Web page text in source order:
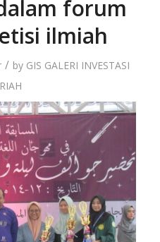
forum
ilmiah
/ by GIS GALERI INVESTASI